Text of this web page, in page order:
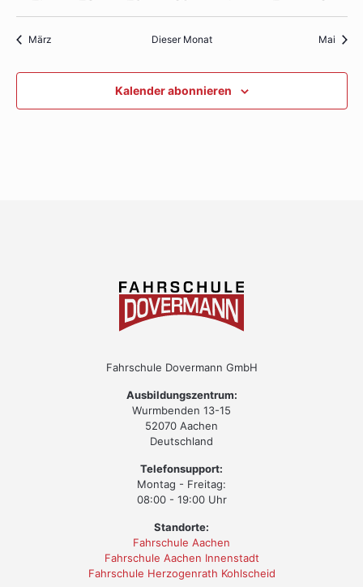
Veranstaltungen
Veranstaltungen
Veranstaltungen
VeranstaltungenVeranstaltungen
März Dieser Monat Mai
Kalender abonnieren
Fahrschule Dovermann GmbH
Ausbildungszentrum:
Wurmbenden 13-15
52070 Aachen
Deutschland
Telefonsupport:
Montag - Freitag:
08:00 - 19:00 Uhr
Standorte:
Fahrschule Aachen
Fahrschule Aachen Innenstadt
Fahrschule Herzogenrath Kohlscheid